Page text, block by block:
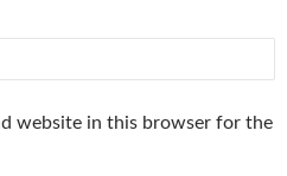
website in this browser for the